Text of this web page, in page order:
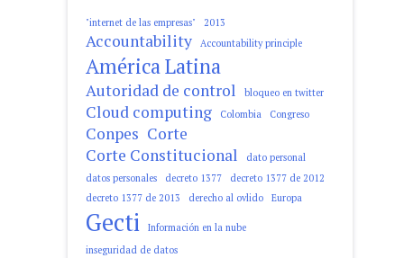
"internet de las empresas" 2013
Accountability Accountability principle
América Latina
Autoridad de control bloqueo en twitter
Cloud computing Colombia Congreso
Conpes Corte
Corte Constitucional
dato personal
datos personales
decreto 1377
decreto 1377 de 2012
decreto 1377 de 2013
derecho al ovlido Europa
Gecti
Información en la nube
inseguridad de datos